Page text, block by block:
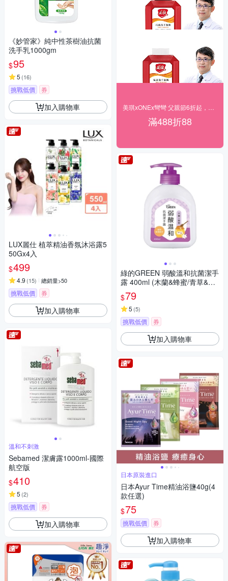
《妙管家》純中性茶樹油抗菌
洗手乳1000gm
$95
5 (16)
挑戰低價 券
加入購物車
LUX麗仕 植萃精油香氛沐浴露5
50Gx4入
$499
4.9 (15) 總銷量>50
挑戰低價 券
加入購物車
溫和不刺激
Sebamed 潔膚露1000ml-國際
航空版
$410
5 (2)
挑戰低價 券
加入購物車
滿488折88
綠的GREEN 弱酸溫和抗菌潔手
露 400ml (木蘭&蜂蜜/青草&檸
檬草/茉莉&檸檬)
$79
5 (5)
挑戰低價 券
加入購物車
日本原裝進口
日本Ayur Time精油浴鹽40g(4
款任選)
$75
挑戰低價 券
加入購物車